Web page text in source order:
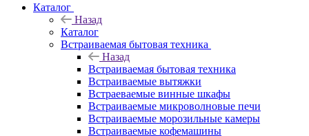
Каталог
Назад
Каталог
Встраиваемая бытовая техника
Назад
Встраиваемая бытовая техника
Встраиваемые вытяжки
Встраеваемые винные шкафы
Встраиваемые микроволновые печи
Встраиваемые морозильные камеры
Встраиваемые кофемашины